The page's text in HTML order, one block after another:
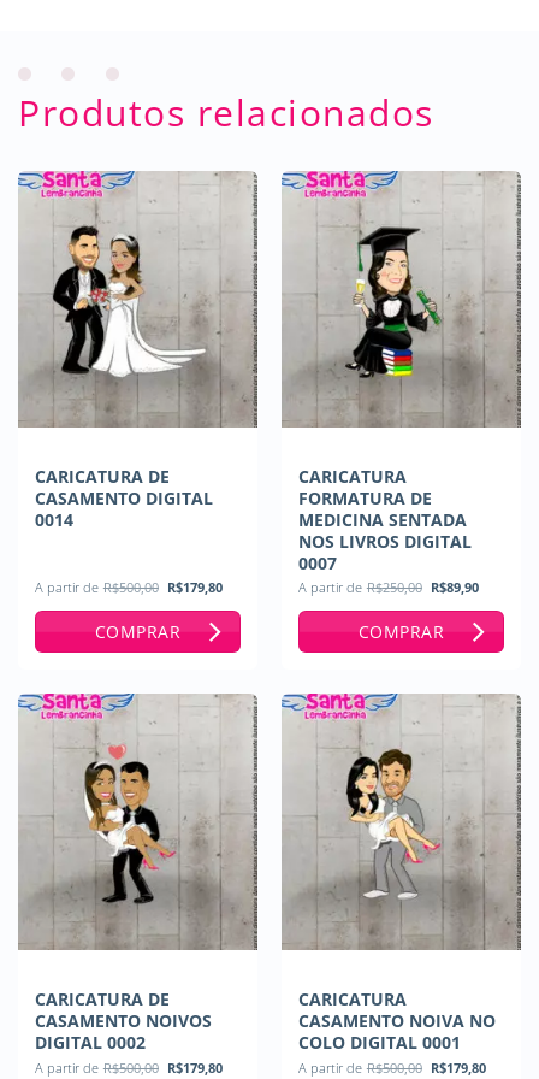
Produtos relacionados
CARICATURA DE
CASAMENTO DIGITAL
0014
A partir de R$500,00 O
preço
original
era:
R$500,00.
R$179,80
atual
é:
R$179,80.
COMPRAR
CARICATURA
FORMATURA DE
MEDICINA SENTADA
NOS LIVROS DIGITAL
0007
A partir de R$250,00 O
preço
original
era:
R$250,00.
R$89,90
atual
é:
COMPRAR
CARICATURA DE
CASAMENTO NOIVOS
DIGITAL 0002
A partir de R$500,00 O
R$179,80
CARICATURA
CASAMENTO NOIVA NO
COLO DIGITAL 0001
A partir de R$500,00 O
R$179,80